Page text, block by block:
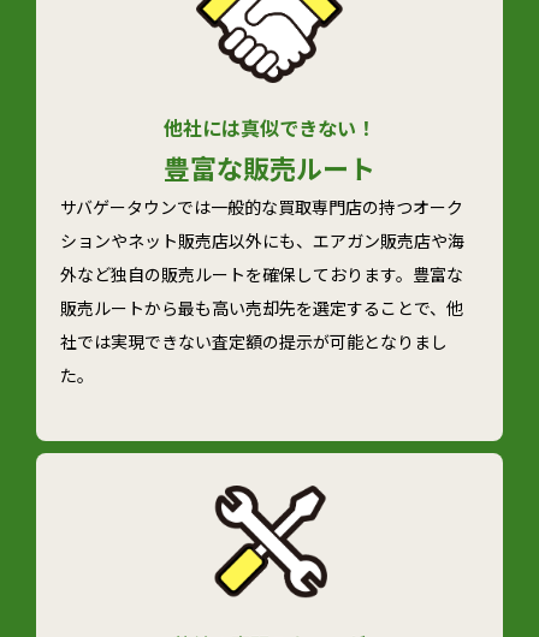
他社には真似できない！
豊富な販売ルート
サバゲータウンでは一般的な買取専門店の持つオーク
ションやネット販売店以外にも、エアガン販売店や海
外など独自の販売ルートを確保しております。豊富な
販売ルートから最も高い売却先を選定することで、他
社では実現できない査定額の提示が可能となりまし
た。